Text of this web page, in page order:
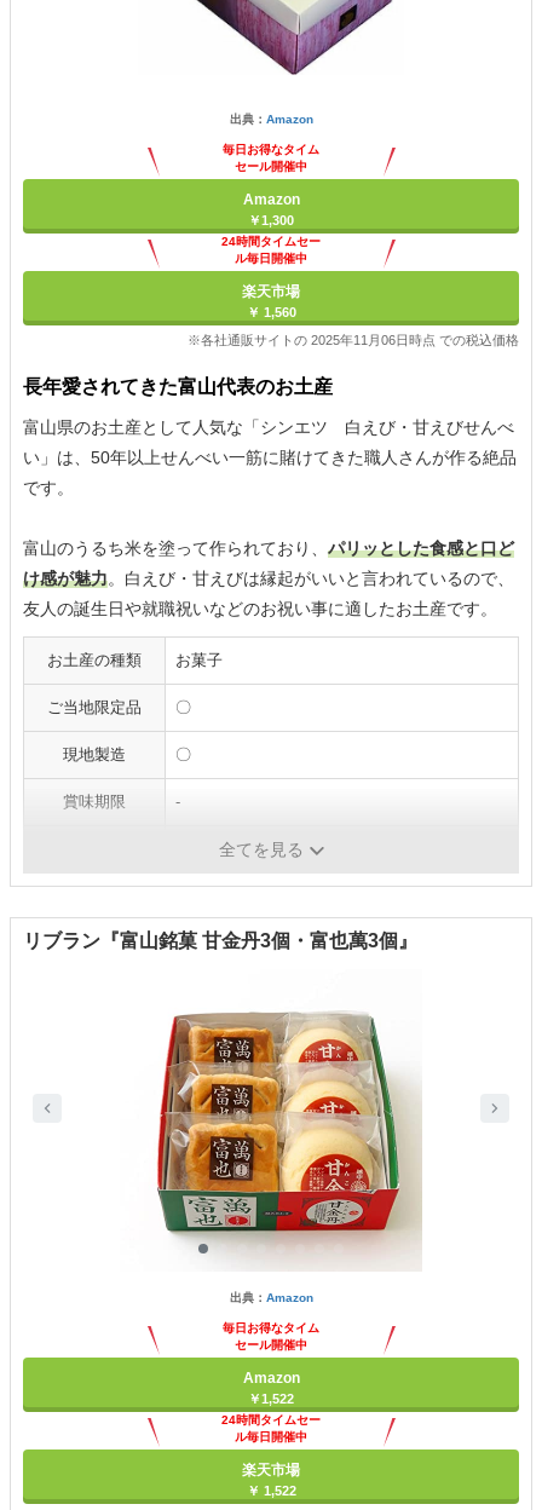
出典： Amazon
毎日お得なタイム
セール開催中
Amazon
￥1,300
24時間タイムセー
ル毎日開催中
楽天市場
￥ 1,560
※各社通販サイトの 2025年11月06日時点 での税込価格
長年愛されてきた富山代表のお土産
富山県のお土産として人気な「シンエツ 白えび・甘えびせんべ
い」は、50年以上せんべい一筋に賭けてきた職人さんが作る絶品
です。
富山のうるち米を塗って作られており、 パリッとした食感と口ど
け感が魅力。白えび・甘えびは縁起がいいと言われているので、
友人の誕生日や就職祝いなどのお祝い事に適したお土産です。
お土産の種類 お菓子
ご当地限定品 〇
現地製造 〇
賞味期限 -
全てを見る
リブラン『富山銘菓 甘金丹3個・富也萬3個』
出典： Amazon
毎日お得なタイム
セール開催中
Amazon
￥1,522
24時間タイムセー
ル毎日開催中
楽天市場
￥ 1,522